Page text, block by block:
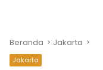
Beranda Jakarta
Jakarta